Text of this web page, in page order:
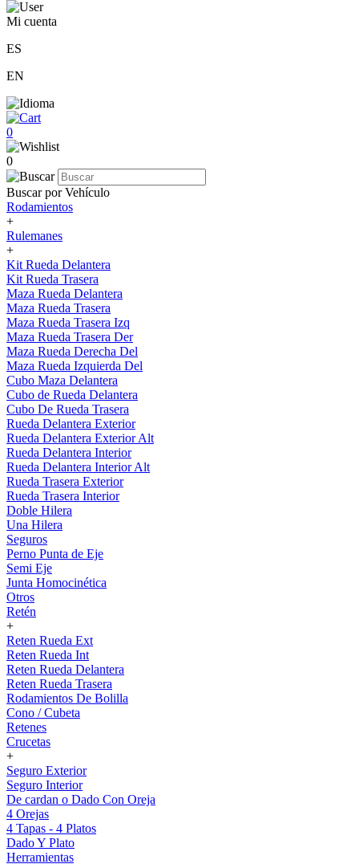
Mi cuenta
ES
EN
0
0
Buscar por Vehículo
Rodamientos
+
Rulemanes
+
Kit Rueda Delantera
Kit Rueda Trasera
Maza Rueda Delantera
Maza Rueda Trasera
Maza Rueda Trasera Izq
Maza Rueda Trasera Der
Maza Rueda Derecha Del
Maza Rueda Izquierda Del
Cubo Maza Delantera
Cubo de Rueda Delantera
Cubo De Rueda Trasera
Rueda Delantera Exterior
Rueda Delantera Exterior Alt
Rueda Delantera Interior
Rueda Delantera Interior Alt
Rueda Trasera Exterior
Rueda Trasera Interior
Doble Hilera
Una Hilera
Seguros
Perno Punta de Eje
Semi Eje
Junta Homocinética
Otros
Retén
+
Reten Rueda Ext
Reten Rueda Int
Reten Rueda Delantera
Reten Rueda Trasera
Rodamientos De Bolilla
Cono / Cubeta
Retenes
Crucetas
+
Seguro Exterior
Seguro Interior
De cardan o Dado Con Oreja
4 Orejas
4 Tapas - 4 Platos
Dado Y Plato
Herramientas